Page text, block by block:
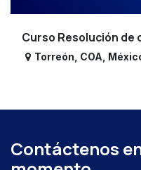
Curso Resolución de
Torreón COA
Contáctenos